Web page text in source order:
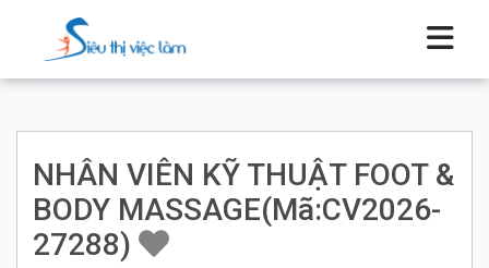
NHÂN VIÊN KỸ THUẬT FOOT &
BODY MASSAGE(Mã:CV2026-
27288)